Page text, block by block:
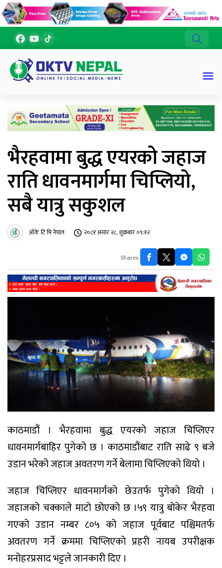
भैरहवामा बुद्ध एयरको जहाज
राति धावनमार्गमा चिप्लियो,
सबै यात्रु सकुशल
ओके टि भि नेपाल २०८१ असार २८, शुक्रबार ०९:१२
Shares
काठमाडौं । भैरहवामा बुद्ध एयरको जहाज चिप्लिएर
धावनमार्गबाहिर पुगेको छ । काठमाडौंबाट राति साढे ९ बजे
उडान भरेको जहाज अवतरण गर्ने बेलामा चिप्लिएको थियो ।
जहाज चिप्लिएर धावनमार्गको छेउतर्फ पुगेको थियो ।
जहाजको चक्काले माटो छोएको छ ।५९ यात्रु बोकेर भैरहवा
गएको उडान नम्बर ८०५ को जहाज पूर्वबाट पश्चिमतर्फ
अवतरण गर्ने क्रममा चिप्लिएको प्रहरी नायब उपरीक्षक
मनोहरप्रसाद भट्टले जानकारी दिए ।